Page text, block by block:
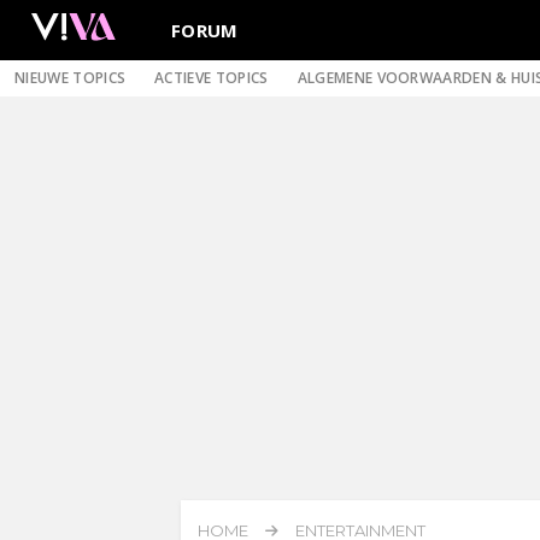
FORUM
NIEUWE TOPICS ACTIEVE TOPICS ALGEMENE VOORWAARDEN &
HOME ENTERTAINMENT